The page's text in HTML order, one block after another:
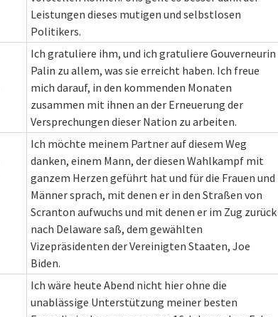
Leistungen dieses mutigen und selbstlosen
Politikers.
Ich gratuliere ihm, und ich gratuliere Gouverneurin
Palin zu allem, was sie erreicht haben. Ich freue
mich darauf, in den kommenden Monaten
zusammen mit ihnen an der Erneuerung der
Versprechungen dieser Nation zu arbeiten.
Ich möchte meinem Partner auf diesem Weg
danken, einem Mann, der diesen Wahlkampf mit
ganzem Herzen geführt hat und für die Frauen und
Männer sprach, mit denen er in den Straßen von
Scranton aufwuchs und mit denen er im Zug zurück
nach Delaware saß, dem gewählten
Vizepräsidenten der Vereinigten Staaten, Joe
Biden.
Ich wäre heute Abend nicht hier ohne die
unablässige Unterstützung meiner besten